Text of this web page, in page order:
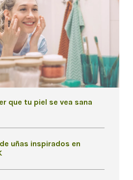
que tu piel se vea sana
uñas inspirados en